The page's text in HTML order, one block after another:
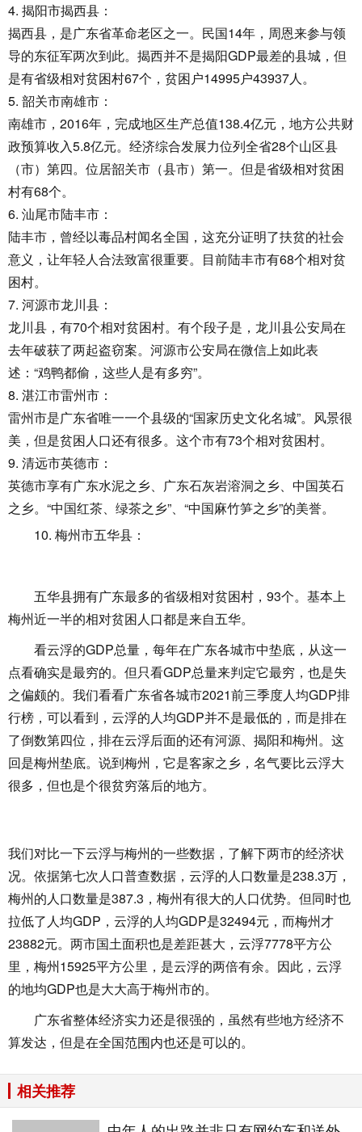
4. 揭阳市揭西县：
揭西县，是广东省革命老区之一。民国14年，周恩来参与领
导的东征军两次到此。揭西并不是揭阳GDP最差的县城，但
是有省级相对贫困村67个，贫困户14995户43937人。
5. 韶关市南雄市：
南雄市，2016年，完成地区生产总值138.4亿元，地方公共财
政预算收入5.8亿元。经济综合发展力位列全省28个山区县
（市）第四。位居韶关市（县市）第一。但是省级相对贫困
村有68个。
6. 汕尾市陆丰市：
陆丰市，曾经以毒品村闻名全国，这充分证明了扶贫的社会
意义，让年轻人合法致富很重要。目前陆丰市有68个相对贫
困村。
7. 河源市龙川县：
龙川县，有70个相对贫困村。有个段子是，龙川县公安局在
去年破获了两起盗窃案。河源市公安局在微信上如此表
述：“鸡鸭都偷，这些人是有多穷”。
8. 湛江市雷州市：
雷州市是广东省唯一一个县级的“国家历史文化名城”。风景很
美，但是贫困人口还有很多。这个市有73个相对贫困村。
9. 清远市英德市：
英德市享有广东水泥之乡、广东石灰岩溶洞之乡、中国英石
之乡。“中国红茶、绿茶之乡”、“中国麻竹笋之乡”的美誉。
10. 梅州市五华县：
五华县拥有广东最多的省级相对贫困村，93个。基本上
梅州近一半的相对贫困人口都是来自五华。
看云浮的GDP总量，每年在广东各城市中垫底，从这一
点看确实是最穷的。但只看GDP总量来判定它最穷，也是失
之偏颇的。我们看看广东省各城市2021前三季度人均GDP排
行榜，可以看到，云浮的人均GDP并不是最低的，而是排在
了倒数第四位，排在云浮后面的还有河源、揭阳和梅州。这
回是梅州垫底。说到梅州，它是客家之乡，名气要比云浮大
很多，但也是个很贫穷落后的地方。
我们对比一下云浮与梅州的一些数据，了解下两市的经济状
况。依据第七次人口普查数据，云浮的人口数量是238.3万，
梅州的人口数量是387.3，梅州有很大的人口优势。但同时也
拉低了人均GDP，云浮的人均GDP是32494元，而梅州才
23882元。两市国土面积也是差距甚大，云浮7778平方公
里，梅州15925平方公里，是云浮的两倍有余。因此，云浮
的地均GDP也是大大高于梅州市的。
广东省整体经济实力还是很强的，虽然有些地方经济不
算发达，但是在全国范围内也还是可以的。
相关推荐